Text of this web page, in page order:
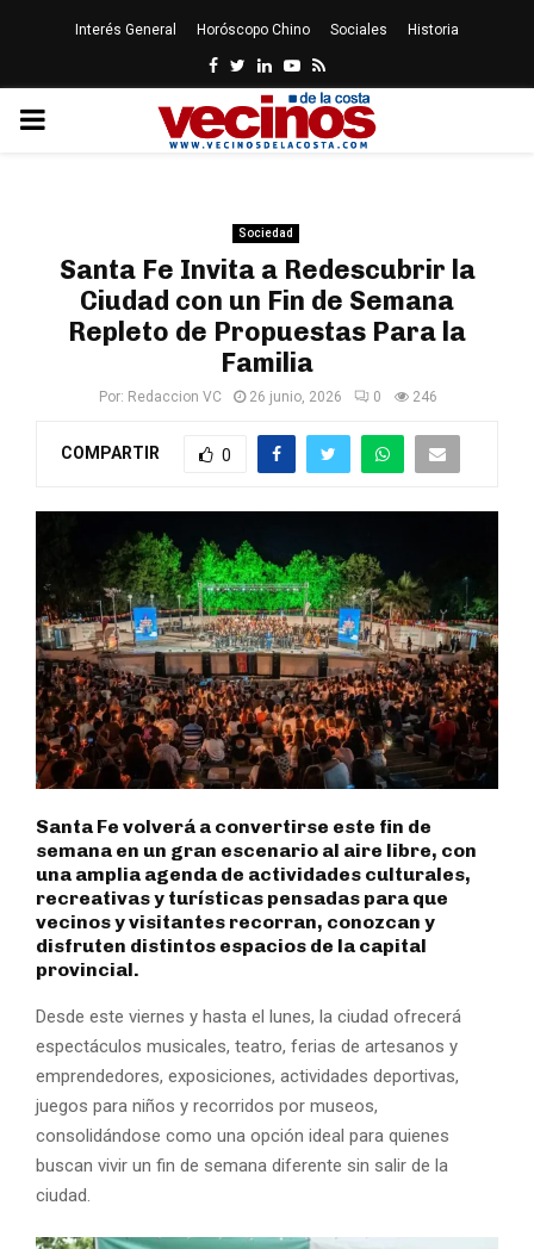
Interés General Horóscopo Chino Sociales Historia
Facebook
Twitter
LinkedinYoutube
Rss
PRIMARY
Sociedad
Santa Fe Invita a Redescubrir la
Ciudad con un Fin de Semana
Repleto de Propuestas Para la
Familia
Por: Redaccion VC 26 junio, 2026 0 246
COMPARTIR 0
Santa Fe volverá a convertirse este fin de
semana en un gran escenario al aire libre, con
una amplia agenda de actividades culturales,
recreativas y turísticas pensadas para que
vecinos y visitantes recorran, conozcan y
disfruten distintos espacios de la capital
provincial.
Desde este viernes y hasta el lunes, la ciudad ofrecerá
espectáculos musicales, teatro, ferias de artesanos y
emprendedores, exposiciones, actividades deportivas,
juegos para niños y recorridos por museos,
consolidándose como una opción ideal para quienes
buscan vivir un fin de semana diferente sin salir de la
ciudad.